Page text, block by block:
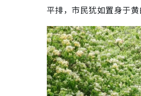
平排，市民犹如置身于